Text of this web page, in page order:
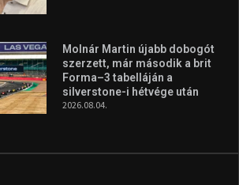
Molnár Martin újabb dobogót
szerzett, már második a brit
Forma–3 tabelláján a
silverstone-i hétvége után
2026.08.04.